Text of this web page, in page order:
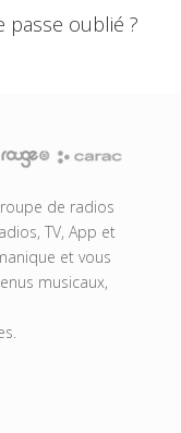
passe oublié ?
de radios
TV, App et
et vous
musicaux,